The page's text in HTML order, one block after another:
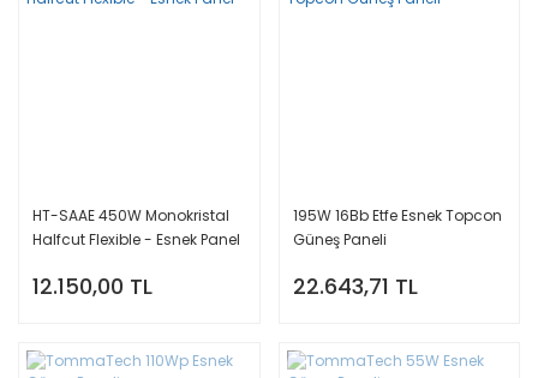
HT-SAAE 450W Monokristal
Halfcut Flexible - Esnek Panel
12.150,00 TL
195W 16Bb Etfe Esnek Topcon
Güneş Paneli
22.643,71 TL